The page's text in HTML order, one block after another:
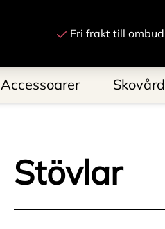
Fri frakt till ombud
Accessoarer Skovård
Stövlar